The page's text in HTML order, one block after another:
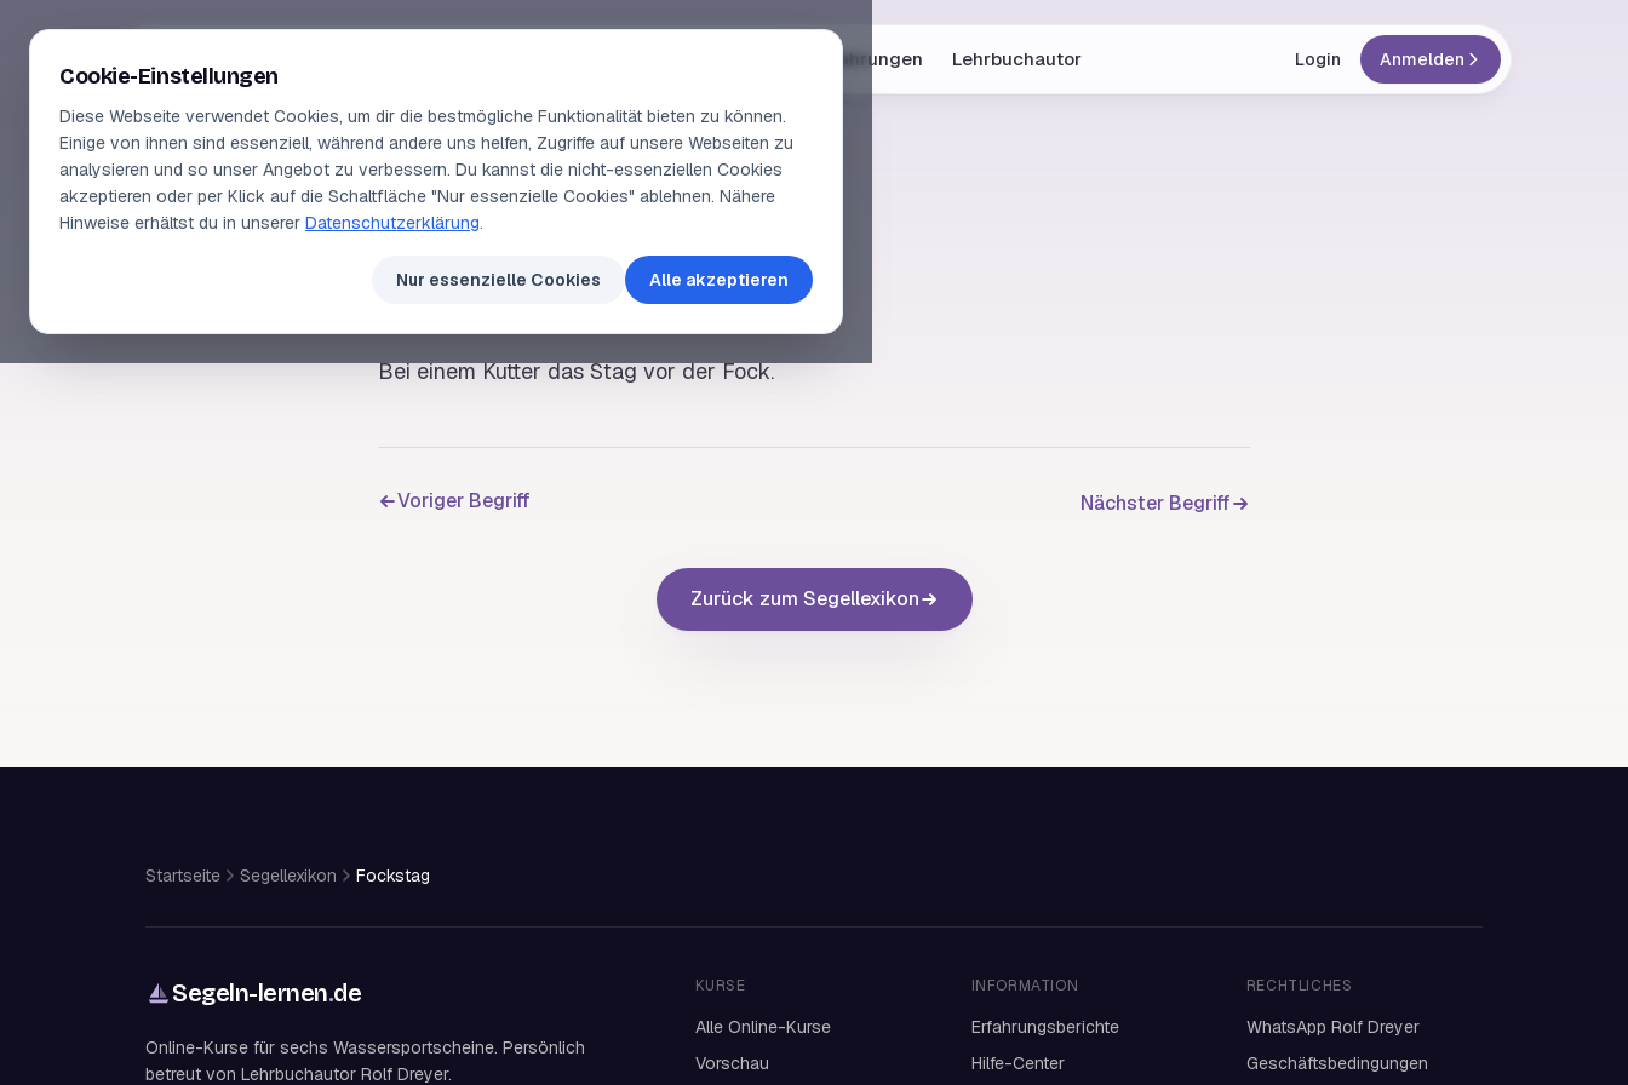
Erfahrungen Lehrbuchautor Login Anmelden
SEGELLEXIKON
Fockstag
Bei einemKutterdasStagvor derFock.
Voriger Begriff Nächster Begriff
Zurück zum Segellexikon
Startseite Segellexikon Fockstag
Segeln-lernen.de
Online-Kurse für sechs Wassersportscheine. Persönlich
betreut von Lehrbuchautor Rolf Dreyer.
KURSE
Alle Online-Kurse
Vorschau
INFORMATION
Erfahrungsberichte
Hilfe-Center
RECHTLICHES
WhatsApp Rolf Dreyer
Geschäftsbedingungen
Cookie-Einstellungen
Diese Webseite verwendet Cookies, um dir die bestmögliche Funktionalität bieten zu können.
Einige von ihnen sind essenziell, während andere uns helfen, Zugriffe auf unsere Webseiten zu
analysieren und so unser Angebot zu verbessern. Du kannst die nicht-essenziellen Cookies
akzeptieren oder per Klick auf die Schaltfläche "Nur essenzielle Cookies" ablehnen. Nähere
Hinweise erhältst du in unserer Datenschutzerklärung.
Nur essenzielle Cookies Alle akzeptieren